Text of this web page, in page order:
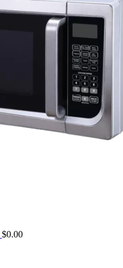
$0.00